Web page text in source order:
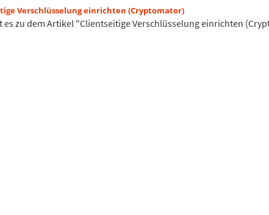
Verschlüsselung einrichten (Cryptomator)
es zu dem Artikel "Clientseitige Verschlüsselung einrichten